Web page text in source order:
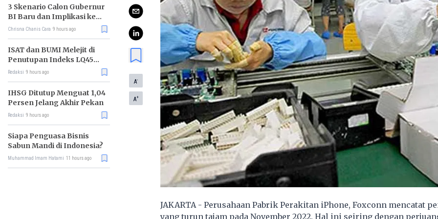
3 Skenario Calon Gubernur
BI Baru dan Implikasi ke
Pasar
Chrisna Chanis Cara 9 hours ago
ISAT dan BUMI Melejit di
Penutupan Indeks LQ45
Hari Ini
Redaksi 9 hours ago
IHSG Ditutup Menguat 1,04
Persen Jelang Akhir Pekan
Redaksi 9 hours ago
Siapa Penguasa Bisnis
Sabun Mandi di Indonesia?
Muhammad Imam Hatami 11 hours ago
A-
A+
JAKARTA - Perusahaan Pabrik Perakitan iPhone, Foxconn mencatat
yang turun tajam pada November 2022. Hal ini seiring dengan